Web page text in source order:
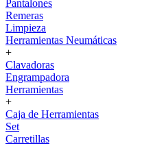
Pantalones
Remeras
Limpieza
Herramientas Neumáticas
+
Clavadoras
Engrampadora
Herramientas
+
Caja de Herramientas
Set
Carretillas